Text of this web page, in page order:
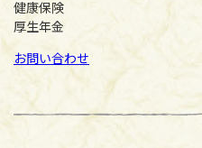
健康保険
厚生年金
お問い合わせ